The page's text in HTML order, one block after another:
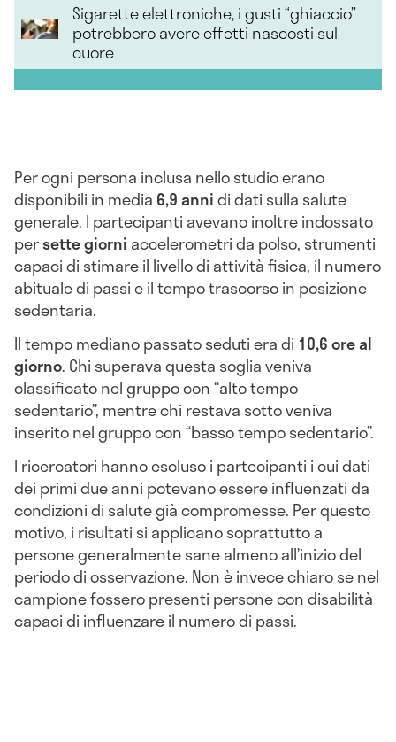
Sigarette elettroniche, i gusti “ghiaccio”
potrebbero avere effetti nascosti sul
cuore
Per ogni persona inclusa nello studio erano
disponibili in media 6,9 annidi dati sulla salute
generale. I partecipanti avevano inoltre indossato
persette giorni accelerometri da polso, strumenti
capaci di stimare il livello di attività fisica, il numero
abituale di passi e il tempo trascorso in posizione
sedentaria.
Il tempo mediano passato seduti era di 10,6 ore al
giorno. Chi superava questa soglia veniva
classificato nel gruppo con “alto tempo
sedentario”, mentre chi restava sotto veniva
inserito nel gruppo con “basso tempo sedentario”.
I ricercatori hanno escluso i partecipanti i cui dati
dei primi due anni potevano essere influenzati da
condizioni di salute già compromesse. Per questo
motivo, i risultati si applicano soprattutto a
persone generalmente sane almeno all’inizio del
periodo di osservazione. Non è invece chiaro se nel
campione fossero presenti persone con disabilità
capaci di influenzare il numero di passi.